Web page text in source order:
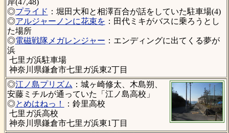
岸(47,48)
◎プライド ：堀田大和と相澤百合が話をしていた駐車場(4)
◎アルジャーノンに花束を ：田代ミキがバスに乗ろうとし
た場所
◎電磁戦隊メガレンジャー ：エンディングに出てくる夢が
浜
七里ガ浜駐車場
神奈川県鎌倉市七里ガ浜東2丁目
◎江ノ島プリズム ：城ヶ崎修太、木島朔、
安藤ミチルが通っていた「江ノ島高校」
◎とめはねっ！
：鈴里高校
七里ガ浜高校
神奈川県鎌倉市七里ガ浜東1丁目